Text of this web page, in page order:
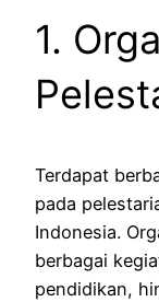
1.
Terdapat
pada
Indonesia.
berbagai
pendidikan,